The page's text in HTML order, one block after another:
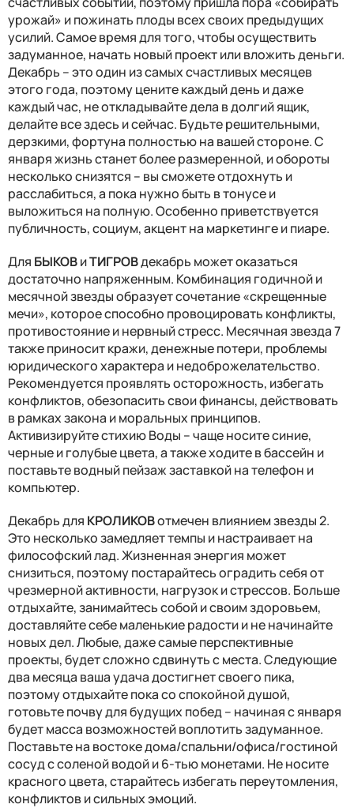
урожай» и пожинать плоды всех своих предыдущих
усилий. Самое время для того, чтобы осуществить
задуманное, начать новый проект или вложить деньги.
Декабрь – это один из самых счастливых месяцев
этого года, поэтому цените каждый день и даже
каждый час, не откладывайте дела в долгий ящик,
делайте все здесь и сейчас. Будьте решительными,
дерзкими, фортуна полностью на вашей стороне. С
января жизнь станет более размеренной, и обороты
несколько снизятся – вы сможете отдохнуть и
расслабиться, а пока нужно быть в тонусе и
выложиться на полную. Особенно приветствуется
публичность, социум, акцент на маркетинге и пиаре.
Для БЫКОВиТИГРОВдекабрь может оказаться
достаточно напряженным. Комбинация годичной и
месячной звезды образует сочетание «скрещенные
мечи», которое способно провоцировать конфликты,
противостояние и нервный стресс. Месячная звезда 7
также приносит кражи, денежные потери, проблемы
юридического характера и недоброжелательство.
Рекомендуется проявлять осторожность, избегать
конфликтов, обезопасить свои финансы, действовать
в рамках закона и моральных принципов.
Активизируйте стихию Воды – чаще носите синие,
черные и голубые цвета, а также ходите в бассейн и
поставьте водный пейзаж заставкой на телефон и
компьютер.
Декабрь для КРОЛИКОВотмечен влиянием звезды 2.
Это несколько замедляет темпы и настраивает на
философский лад. Жизненная энергия может
снизиться, поэтому постарайтесь оградить себя от
чрезмерной активности, нагрузок и стрессов. Больше
отдыхайте, занимайтесь собой и своим здоровьем,
доставляйте себе маленькие радости и не начинайте
новых дел. Любые, даже самые перспективные
проекты, будет сложно сдвинуть с места. Следующие
два месяца ваша удача достигнет своего пика,
поэтому отдыхайте пока со спокойной душой,
готовьте почву для будущих побед – начиная с января
будет масса возможностей воплотить задуманное.
Поставьте на востоке дома/спальни/офиса/гостиной
сосуд с соленой водой и 6-тью монетами. Не носите
красного цвета, старайтесь избегать переутомления,
конфликтов и сильных эмоций.